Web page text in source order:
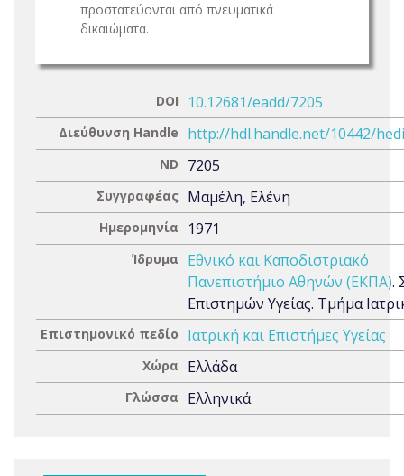
προστατεύονται από πνευματικά
δικαιώματα.
DOI 10.12681/eadd/7205
Διεύθυνση Handle http://hdl.handle.net/10442/
ND 7205
Συγγραφέας Μαμέλη, Ελένη
Ημερομηνία 1971
Ίδρυμα
Εθνικό και Καποδιστριακό
Πανεπιστήμιο Αθηνών (ΕΚΠΑ).
Επιστημών Υγείας. Τμήμα
Επιστημονικό πεδίο Ιατρική και Επιστήμες Υγείας
Χώρα Ελλάδα
Γλώσσα Ελληνικά